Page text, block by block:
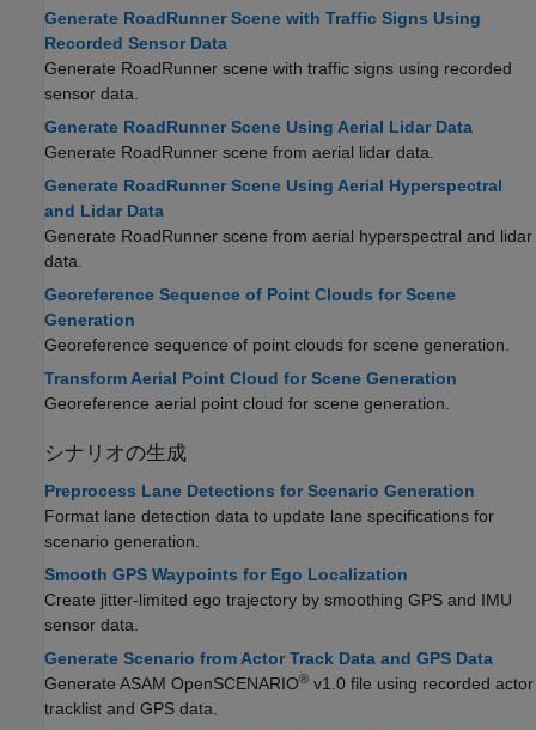
Generate RoadRunner Scene with Traffic Signs Using
Recorded Sensor Data
Generate RoadRunner scene with traffic signs using recorded
sensor data.
Generate RoadRunner Scene Using Aerial Lidar Data
Generate RoadRunner scene from aerial lidar data.
Generate RoadRunner Scene Using Aerial Hyperspectral
and Lidar Data
Generate RoadRunner scene from aerial hyperspectral and lidar
data.
Georeference Sequence of Point Clouds for Scene
Generation
Georeference sequence of point clouds for scene generation.
Transform Aerial Point Cloud for Scene Generation
Georeference aerial point cloud for scene generation.
シナリオの生成
Preprocess Lane Detections for Scenario Generation
Format lane detection data to update lane specifications for
scenario generation.
Smooth GPS Waypoints for Ego Localization
Create jitter-limited ego trajectory by smoothing GPS and IMU
sensor data.
Generate Scenario from Actor Track Data and GPS Data
Generate ASAM OpenSCENARIO® v1.0 file using recorded actor
tracklist and GPS data.